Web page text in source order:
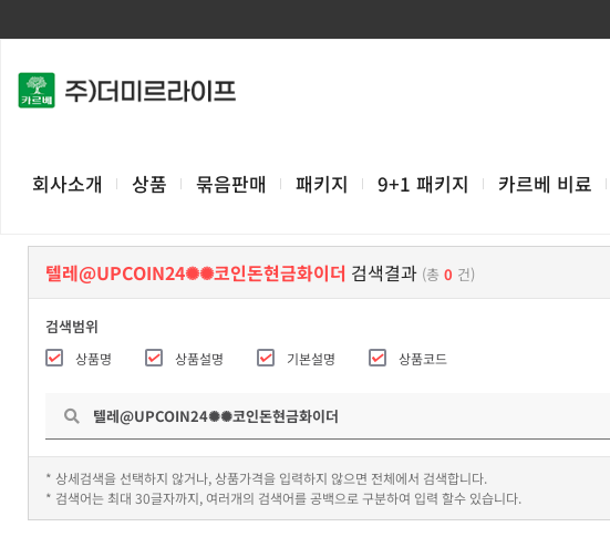
회사소개 상품 묶음판매 패키지 9+1 패키지 카르베 비료
텔레@UPCOIN24✺✺코인돈현금화이더 검색결과 (총 0 건)
검색범위
상품명 상품설명 기본설명 상품코드
* 상세검색을 선택하지 않거나, 상품가격을 입력하지 않으면 전체에서 검색합니다.
* 검색어는 최대 30글자까지, 여러개의 검색어를 공백으로 구분하여 입력 할수 있습니다.